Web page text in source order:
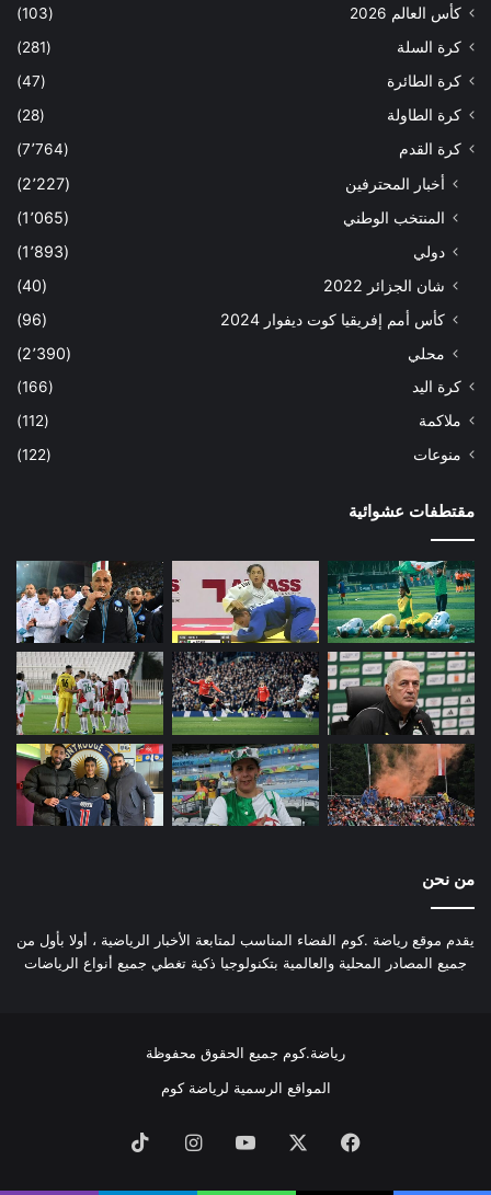
كأس العالم 2026
(103)
كرة السلة
(281)
كرة الطائرة
(47)
كرة الطاولة
(28)
كرة القدم
(7٬764)
أخبار المحترفين
(2٬227)
المنتخب الوطني
(1٬065)
دولي
(1٬893)
شان الجزائر 2022
(40)
كأس أمم إفريقيا كوت ديفوار 2024
(96)
محلي
(2٬390)
كرة اليد
(166)
ملاكمة
(112)
منوعات
(122)
مقتطفات عشوائية
من نحن
يقدم موقع رياضة .كوم الفضاء المناسب لمتابعة الأخبار الرياضية ، أولا بأول من
جميع المصادر المحلية والعالمية بتكنولوجيا ذكية تغطي جميع أنواع الرياضات
رياضة.كوم جميع الحقوق محفوظة
المواقع الرسمية لرياضة كوم
فيسبوك ‫YouTubeانستقرام